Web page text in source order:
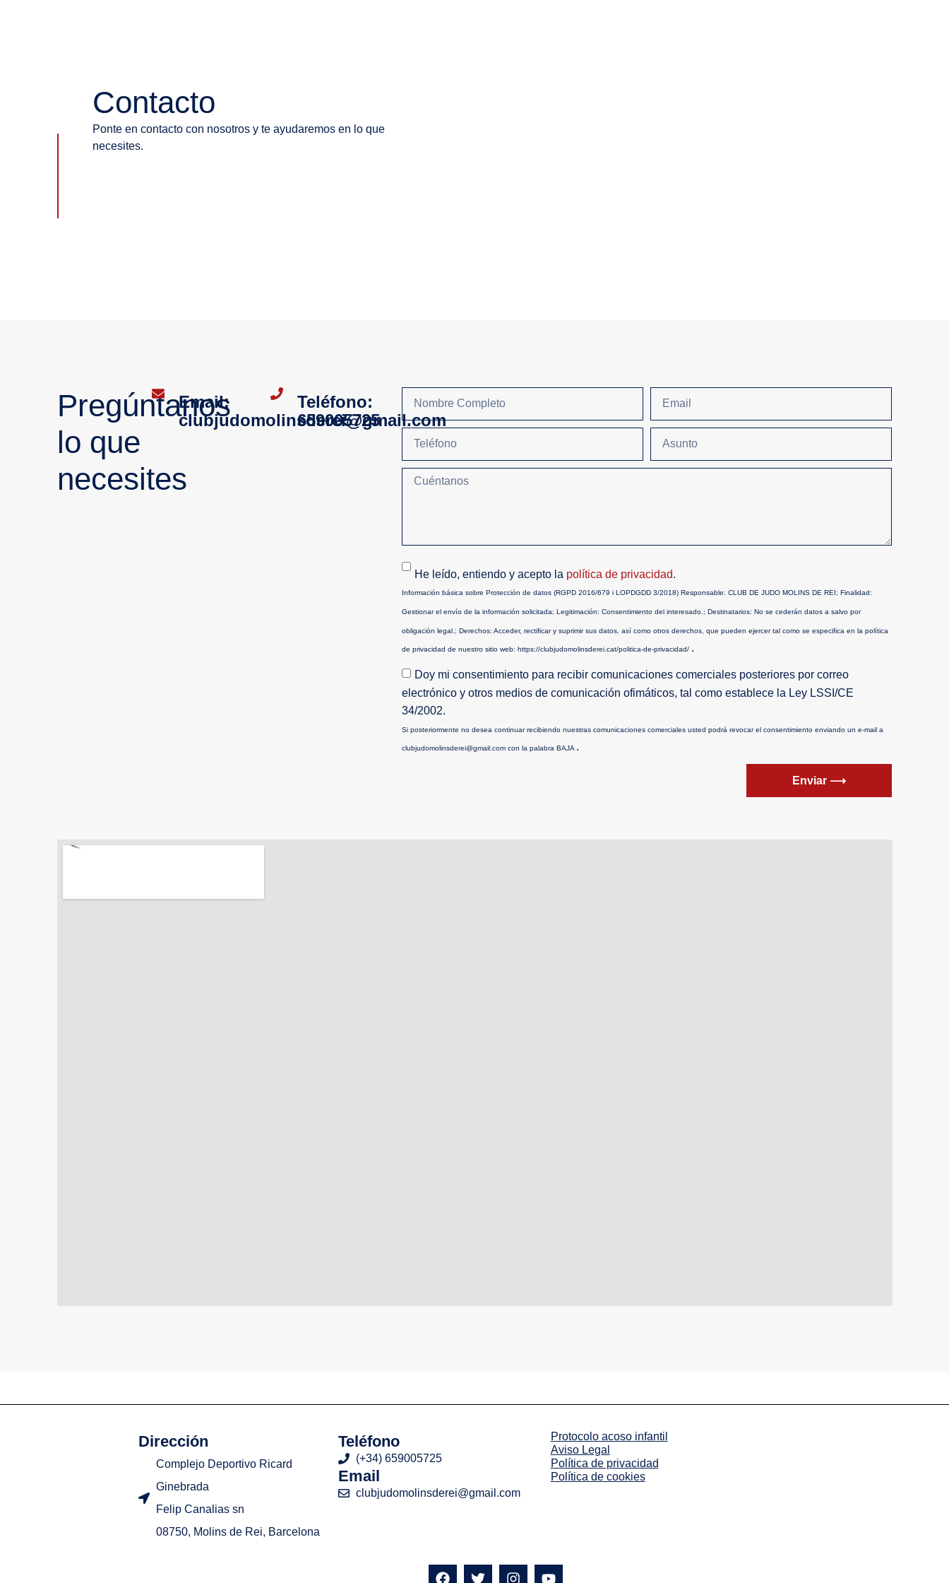
Contacto
Ponte en contacto con nosotros y te ayudaremos en lo que
necesites.
Pregúntanos
lo que
necesites
Email:
clubjudomolinsderei@gmail.com
Teléfono:
659005725
He leído, entiendo y acepto la política de privacidad.
Información básica sobre Protección de datos (RGPD 2016/679 i LOPDGDD 3/2018) Responsable: CLUB DE JUDO MOLINS DE REI; Finalidad:
Gestionar el envío de la información solicitada; Legitimación: Consentimiento del interesado.; Destinatarios: No se cederán datos a salvo por
obligación legal.; Derechos: Acceder, rectificar y suprimir sus datos, así como otros derechos, que pueden ejercer tal como se especifica en la política
de privacidad de nuestro sitio web: https://clubjudomolinsderei.cat/politica-de-privacidad/ .
Doy mi consentimiento para recibir comunicaciones comerciales posteriores por correo
electrónico y otros medios de comunicación ofimáticos, tal como establece la Ley LSSI/CE
34/2002.
Si posteriormente no desea continuar recibiendo nuestras comunicaciones comerciales usted podrá revocar el consentimiento enviando un e-mail a
clubjudomolinsderei@gmail.com con la palabra BAJA .
Enviar ⟶
Dirección
Complejo Deportivo Ricard
Ginebrada
Felip Canalias sn
08750, Molins de Rei, Barcelona
Teléfono
(+34) 659005725
Email
clubjudomolinsderei@gmail.com
Protocolo acoso infantil
Aviso Legal
Política de privacidad
Política de cookies